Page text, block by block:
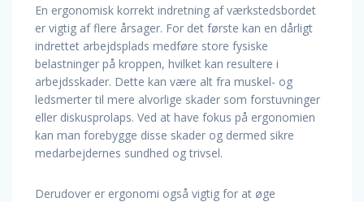
En ergonomisk korrekt indretning af værkstedsbordet
er vigtig af flere årsager. For det første kan en dårligt
indrettet arbejdsplads medføre store fysiske
belastninger på kroppen, hvilket kan resultere i
arbejdsskader. Dette kan være alt fra muskel- og
ledsmerter til mere alvorlige skader som forstuvninger
eller diskusprolaps. Ved at have fokus på ergonomien
kan man forebygge disse skader og dermed sikre
medarbejdernes sundhed og trivsel.
Derudover er ergonomi også vigtig for at øge